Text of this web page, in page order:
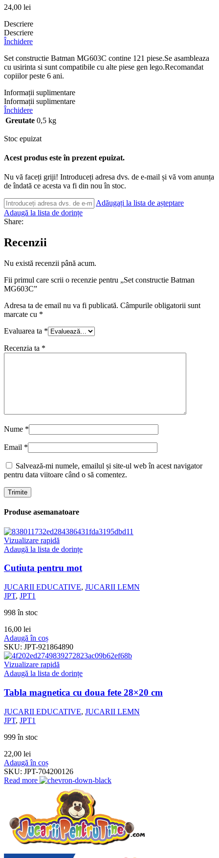
24,00 lei
Descriere
Descriere
Închidere
Set constructie Batman MG603C contine 121 piese.Se asambleaza
cu usirinta si sunt compatibile cu alte piese gen lego.Recomandat
copiilor peste 6 ani.
Informații suplimentare
Informații suplimentare
Închidere
Greutate 0,5 kg
Stoc epuizat
Acest produs este în prezent epuizat.
Nu vă faceți griji! Introduceți adresa dvs. de e-mail și vă vom anunța
de îndată ce acesta va fi din nou în stoc.
Adăugați la lista de așteptare
Adaugă la lista de dorințe
Share:
Recenzii
Nu există recenzii până acum.
Fii primul care scrii o recenzie pentru „Set constructie Batman
MG603C”
Adresa ta de email nu va fi publicată. Câmpurile obligatorii sunt
marcate cu *
Evaluarea ta *
Recenzia ta *
Nume *
Email *
Salvează-mi numele, emailul și site-ul web în acest navigator
pentru data viitoare când o să comentez.
Produse asemanatoare
Vizualizare rapidă
Adaugă la lista de dorințe
Cutiuta pentru mot
JUCARII EDUCATIVE, JUCARII LEMN
JPT, JPT1
998 în stoc
16,00 lei
Adaugă în coș
SKU: JPT-921864890
Vizualizare rapidă
Adaugă la lista de dorințe
Tabla magnetica cu doua fete 28×20 cm
JUCARII EDUCATIVE, JUCARII LEMN
JPT, JPT1
999 în stoc
22,00 lei
Adaugă în coș
SKU: JPT-704200126
Read more